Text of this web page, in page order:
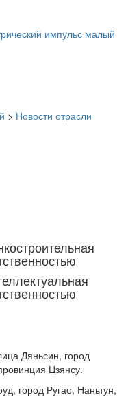
импульс малый
> Новости отрасли
Дяньсин, город
Цзянсу.
город Ругао, Наньтун,